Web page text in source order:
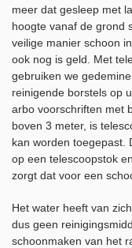
meer dat gesleep met
hoogte vanaf de grond
veilige manier schoon
ook nog is geld. Met
gebruiken we
reinigende borstels op
arbo voorschriften met
boven 3 meter, is
kan worden toegepast.
op een telescoopstok
zorgt dat voor een
Het water heeft van
dus geen
schoonmaken van het